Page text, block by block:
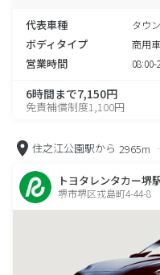
代表車種 タウ
ボディタイプ 商用車
営業時間 08:00-
6時間まで7,150円
免責補償制度1,100円
住之江公園駅から 2965m
トヨタレンタカー堺
堺市堺区戎島町4-44-8